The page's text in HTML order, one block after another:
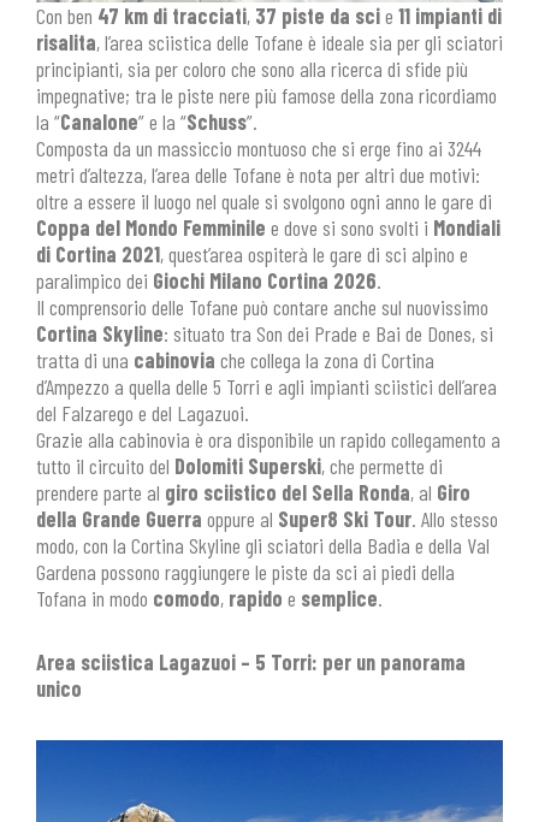
Con ben 47 km di tracciati, 37 piste da scie 11 impianti di
risalita, l’area sciistica delle Tofane è ideale sia per gli sciatori
principianti, sia per coloro che sono alla ricerca di sfide più
impegnative; tra le piste nere più famose della zona ricordiamo
la “Canalone” e la “Schuss”.
Composta da un massiccio montuoso che si erge fino ai 3244
metri d’altezza, l’area delle Tofane è nota per altri due motivi:
oltre a essere il luogo nel quale si svolgono ogni anno le gare di
Coppa del Mondo Femminile e dove si sono svolti i Mondiali
di Cortina 2021, quest’area ospiterà le gare di sci alpino e
paralimpico dei Giochi Milano Cortina 2026.
Il comprensorio delle Tofane può contare anche sul nuovissimo
Cortina Skyline: situato tra Son dei Prade e Bai de Dones, si
tratta di una cabinovia che collega la zona di Cortina
d’Ampezzo a quella delle 5 Torri e agli impianti sciistici dell’area
del Falzarego e del Lagazuoi.
Grazie alla cabinovia è ora disponibile un rapido collegamento a
tutto il circuito del Dolomiti Superski, che permette di
prendere parte al giro sciistico del Sella Ronda, al Giro
della Grande Guerra oppure al Super8 Ski Tour. Allo stesso
modo, con la Cortina Skyline gli sciatori della Badia e della Val
Gardena possono raggiungere le piste da sci ai piedi della
Tofana in modo comodo, rapido e semplice.
Area sciistica Lagazuoi – 5 Torri: per un panorama
unico